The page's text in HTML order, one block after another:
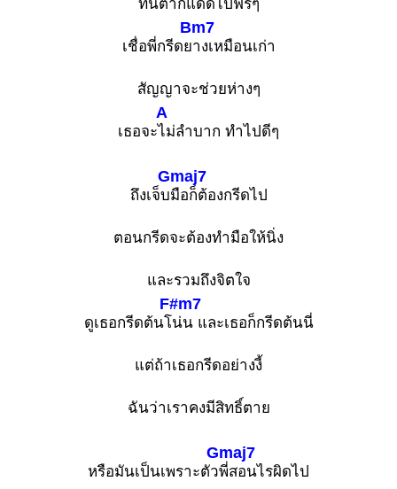
ทนตากแดดไปฟรีๆ
เชื่อพี่กรีดย
Bm7
างเหมือนเก่า
สัญญาจะช่วยห่างๆ
เธอจะ
A
ไม่ลำบาก ทำไปดีๆ
ถึงเจ็บ
Gmaj7
มือก็ต้องกรีดไป
ตอนกรีดจะต้องทำมือให้นิ่ง
และรวมถึงจิตใจ
ดูเธอกรีดต้นโ
F#m7
น่น และเธอก็กรีดต้นนี่
แต่ถ้าเธอกรีดอย่างงี้
ฉันว่าเราคงมีสิทธิ์ตาย
หรือมันเป็นเพราะตัว
Gmaj7
พี่สอนไรผิดไป